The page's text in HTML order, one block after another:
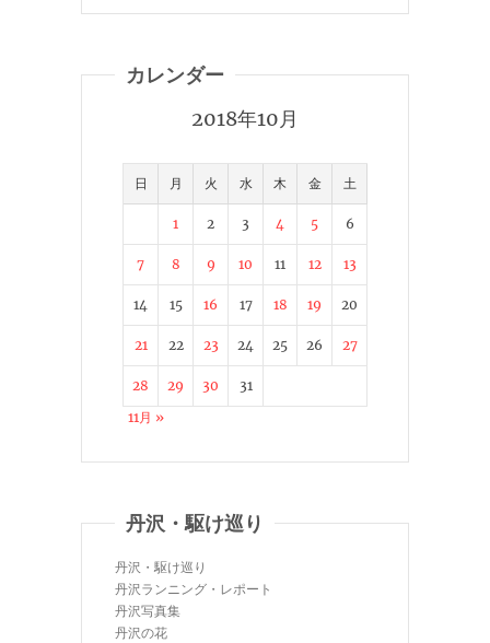
カレンダー
2018年10月
日 月 火 水 木 金 土
1 2 3 4 5 6
7 8 9 10 11 12 13
14 15 16 17 18 19 20
21 22 23 24 25 26 27
28 29 30
31
11月 »
丹沢・駆け巡り
丹沢・駆け巡り
丹沢ランニング・レポート
丹沢写真集
丹沢の花